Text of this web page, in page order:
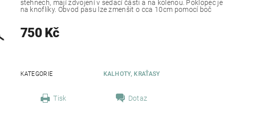
stehnech, mají zdvojení v sedací části a na kolenou. Poklopec je
na knoflíky. Obvod pasu lze zmenšit o cca 10cm pomocí boč
750 Kč
KATEGORIE KALHOTY, KRAŤASY
Tisk Dotaz